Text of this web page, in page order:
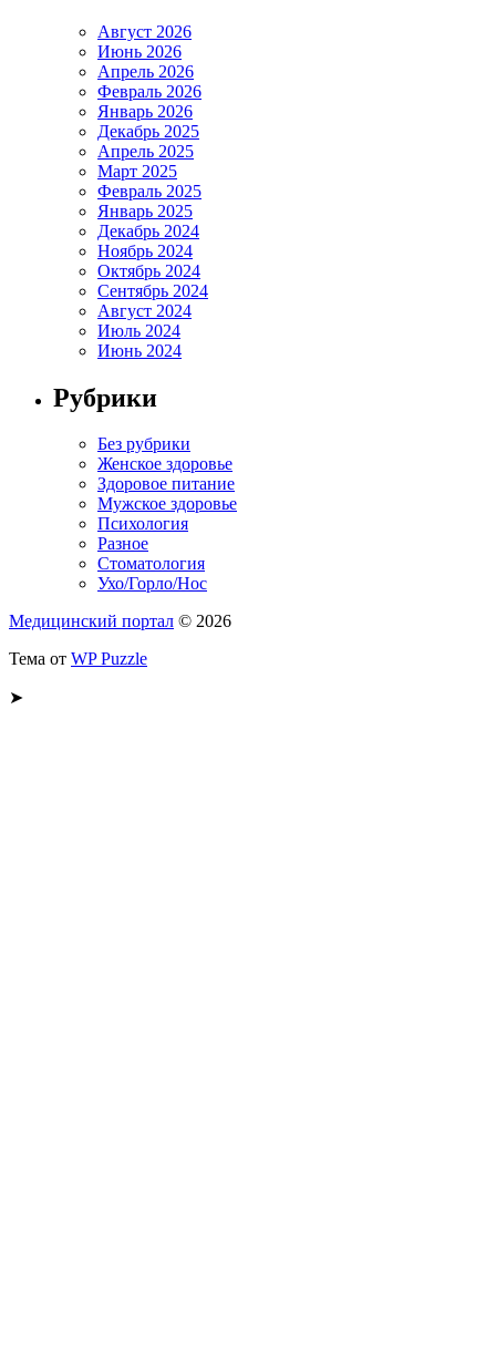
Август 2026
Июнь 2026
Апрель 2026
Февраль 2026
Январь 2026
Декабрь 2025
Апрель 2025
Март 2025
Февраль 2025
Январь 2025
Декабрь 2024
Ноябрь 2024
Октябрь 2024
Сентябрь 2024
Август 2024
Июль 2024
Июнь 2024
Рубрики
Без рубрики
Женское здоровье
Здоровое питание
Мужское здоровье
Психология
Разное
Стоматология
Ухо/Горло/Нос
Медицинский портал © 2026
Тема от WP Puzzle
➤